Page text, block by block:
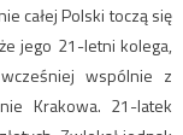
całej Polski toczą się
jego 21-letni kolega,
wspólnie z
Krakowa. 21-latek